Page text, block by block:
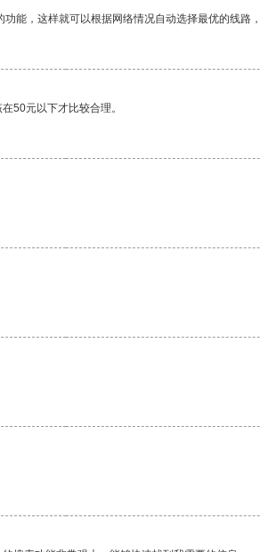
能，这样就可以根据网络情况自动选择最优的线路
50元以下才比较合理。